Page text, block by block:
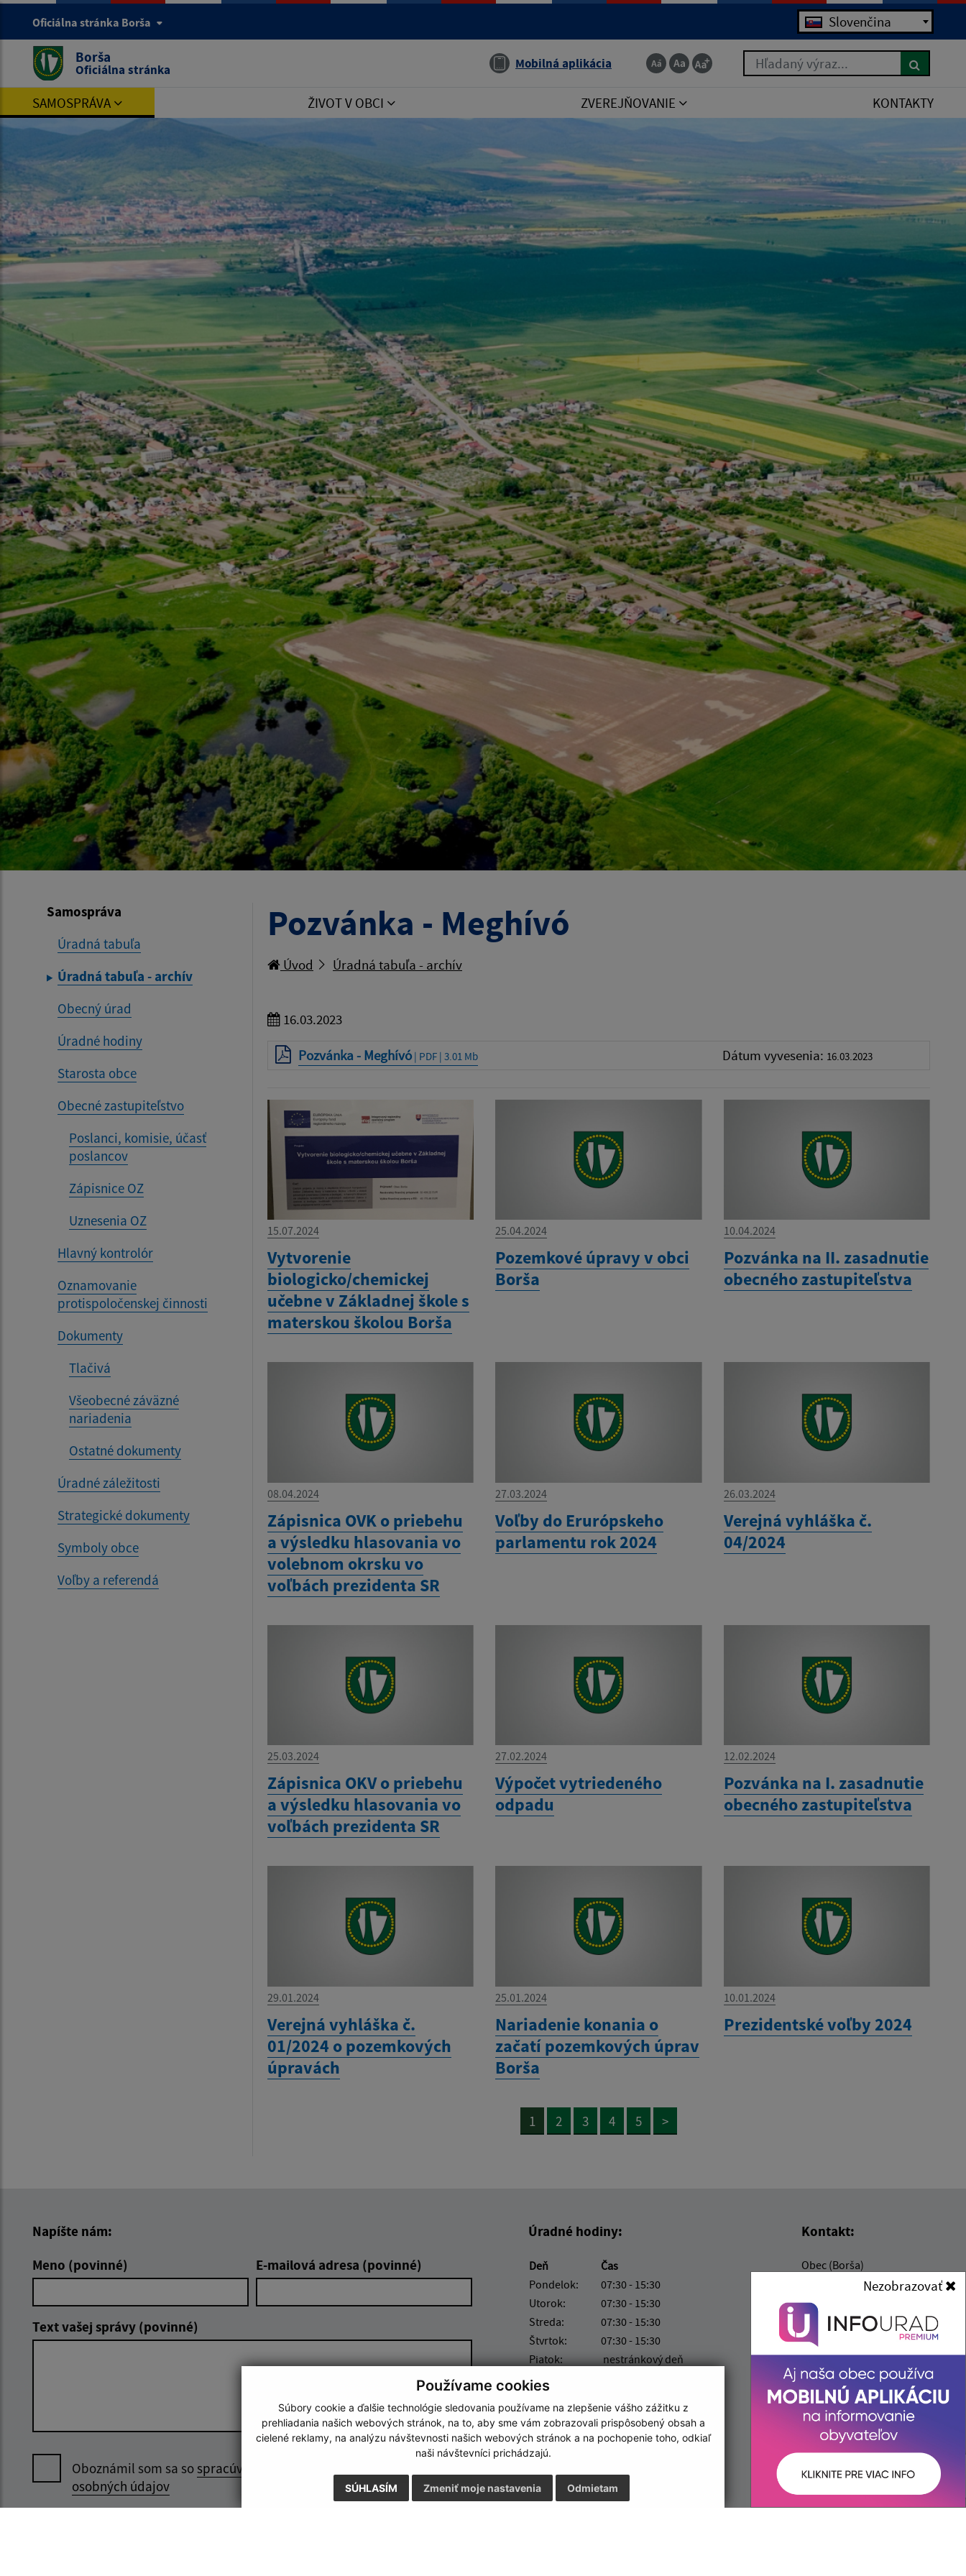
Používame cookies
Súbory cookie a ďalšie technológie sledovania používame na zlepšenie vášho zážitku z
prehliadania našich webových stránok, na to, aby sme vám zobrazovali prispôsobený obsah a
cielené reklamy, na analýzu návštevnosti našich webových stránok a na pochopenie toho, odkiaľ
naši návštevníci prichádzajú.
SÚHLASÍM Odmietam
Zmeniť moje nastavenia
Oficiálna stránka Borša Slovenčina
Borša
Oficiálna stránka Mobilná aplikácia Hľadaný výraz...
SAMOSPRÁVA ŽIVOT V OBCI ZVEREJŇOVANIE KONTAKTY
Samospráva
Úradná tabuľa
Úradná tabuľa - archív
Obecný úrad
Úradné hodiny
Starosta obce
Obecné zastupiteľstvo
Poslanci, komisie, účasť
poslancov
Zápisnice OZ
Uznesenia OZ
Hlavný kontrolór
Oznamovanie
protispoločenskej činnosti
Dokumenty
Tlačivá
Všeobecné záväzné
nariadenia
Ostatné dokumenty
Úradné záležitosti
Strategické dokumenty
Symboly obce
Voľby a referendá
Pozvánka - Meghívó
Úvod Úradná tabuľa - archív
16.03.2023
Pozvánka - Meghívó| PDF | 3.01 Mb Dátum vyvesenia: 16.03.2023
15.07.2024
Vytvorenie
biologicko/chemickej
učebne v Základnej škole s
materskou školou Borša
25.04.2024
Pozemkové úpravy v obci
Borša
10.04.2024
Pozvánka na II. zasadnutie
obecného zastupiteľstva
08.04.2024
Zápisnica OVK o priebehu
a výsledku hlasovania vo
volebnom okrsku vo
voľbách prezidenta SR
27.03.2024
Voľby do Erurópskeho
parlamentu rok 2024
26.03.2024
Verejná vyhláška č.
04/2024
25.03.2024
Zápisnica OKV o priebehu
a výsledku hlasovania vo
voľbách prezidenta SR
27.02.2024
Výpočet vytriedeného
odpadu
12.02.2024
Pozvánka na I. zasadnutie
obecného zastupiteľstva
29.01.2024
Verejná vyhláška č.
01/2024 o pozemkových
úpravách
25.01.2024
Nariadenie konania o
začatí pozemkových úprav
Borša
10.01.2024
Prezidentské voľby 2024
1 2 3 4 5 >
Napíšte nám:
Meno (povinné)
E-mailová adresa (povinné)
Text vašej správy (povinné)
Oboznámil som sa sospracúvaním
osobných údajov
Google reCaptcha Response
Úradné hodiny:
Deň
Čas
Pondelok:
07:30 - 15:30
Utorok:
07:30 - 15:30
Streda:
07:30 - 15:30
Štvrtok:
07:30 - 15:30
Piatok:
nestránkový deň
Obedňajšia prestávka 12:00 - 12:30
Kontakt:
Obec (Borša)
Obecný úrad (Borša)
Ružová 188/2
076 32 Borša
obecborsa@bodnet.sk
IČO: 00331341
Nezobrazovať